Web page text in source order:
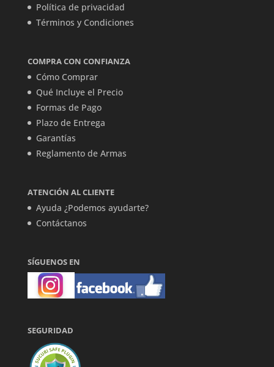
Política de privacidad
Términos y Condiciones
COMPRA CON CONFIANZA
Cómo Comprar
Qué Incluye el Precio
Formas de Pago
Plazo de Entrega
Garantías
Reglamento de Armas
ATENCIÓN AL CLIENTE
Ayuda ¿Podemos ayudarte?
Contáctanos
SÍGUENOS EN
SEGURIDAD